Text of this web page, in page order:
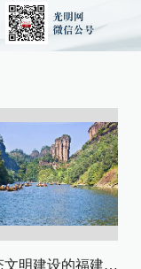
数字生态文明建设的福建路径与启示